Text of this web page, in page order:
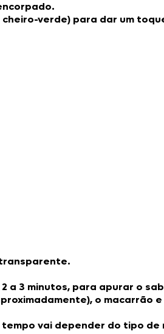
verde) para dar um
a 3 minutos, para apurar o
o macarrão
vai depender do tipo